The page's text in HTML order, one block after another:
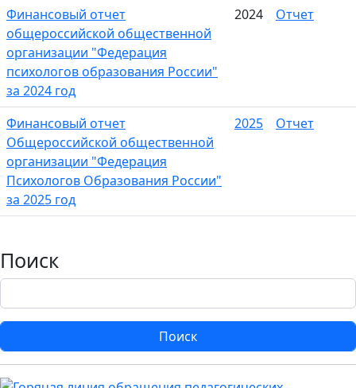
Финансовый отчет
общероссийской общественной
организации "Федерация
психологов образования России"
за 2024 год
2024 Отчет
Финансовый отчет
Общероссийской общественной
организации "Федерация
Психологов Образования России"
за 2025 год
2025 Отчет
Поиск
Поиск